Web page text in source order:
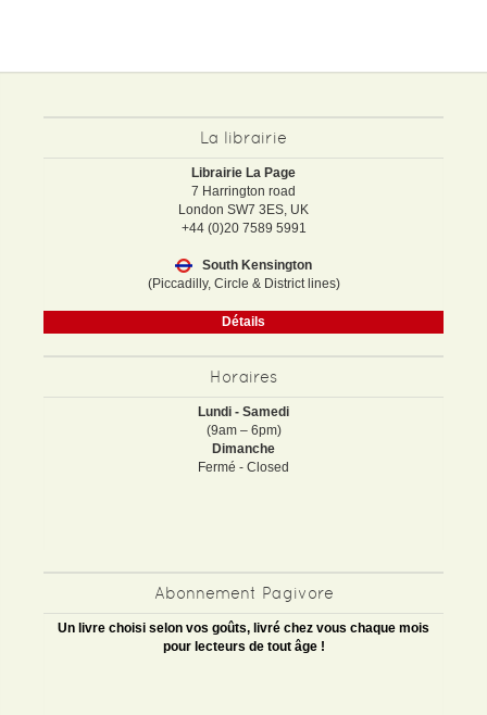
La librairie
Librairie La Page
7 Harrington road
London SW7 3ES, UK
+44 (0)20 7589 5991
South Kensington
(Piccadilly, Circle & District lines)
Détails
Horaires
Lundi - Samedi
(9am – 6pm)
Dimanche
Fermé - Closed
Abonnement Pagivore
Un livre choisi selon vos goûts, livré chez vous chaque mois
pour lecteurs de tout âge !